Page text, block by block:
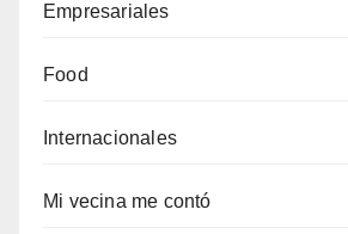
Empresariales
Food
Internacionales
Mi vecina me contó